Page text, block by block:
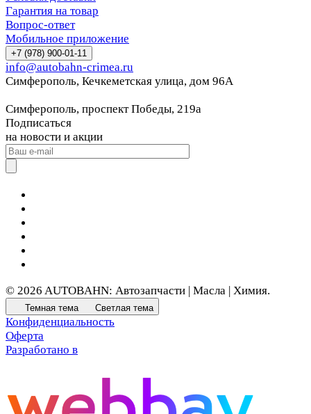
Гарантия на товар
Вопрос-ответ
Мобильное приложение
+7 (978) 900-01-11
info@autobahn-crimea.ru
Симферополь, Кечкеметская улица, дом 96А
Симферополь, проспект Победы, 219а
Подписаться
на новости и акции
© 2026 AUTOBAHN: Автозапчасти | Масла | Химия.
Темная тема Светлая тема
Конфиденциальность
Оферта
Разработано в